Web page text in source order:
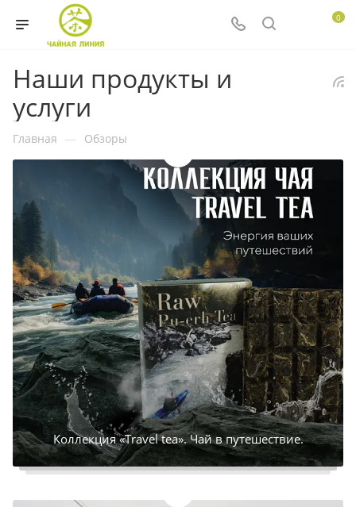
0
Наши продукты и
услуги
Главная — Обзоры
Коллекция «Travel tea». Чай в путешествие.